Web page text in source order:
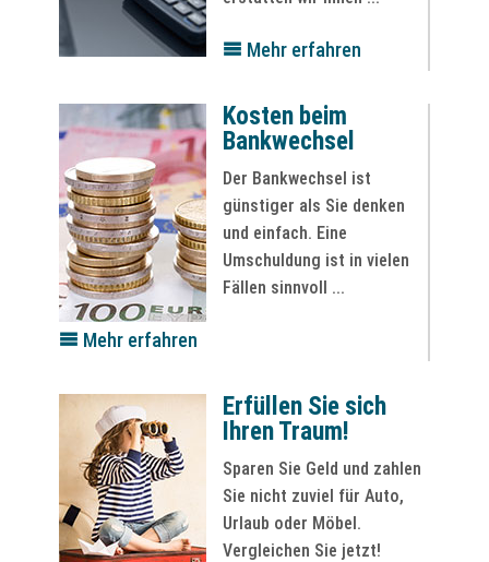
Mehr erfahren
Kosten beim
Bankwechsel
Der Bankwechsel ist
günstiger als Sie denken
und einfach. Eine
Umschuldung ist in vielen
Fällen sinnvoll ...
Mehr erfahren
Erfüllen Sie sich
Ihren Traum!
Sparen Sie Geld und zahlen
Sie nicht zuviel für Auto,
Urlaub oder Möbel.
Vergleichen Sie jetzt!